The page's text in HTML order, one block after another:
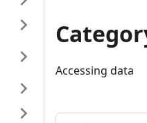
Accessing data